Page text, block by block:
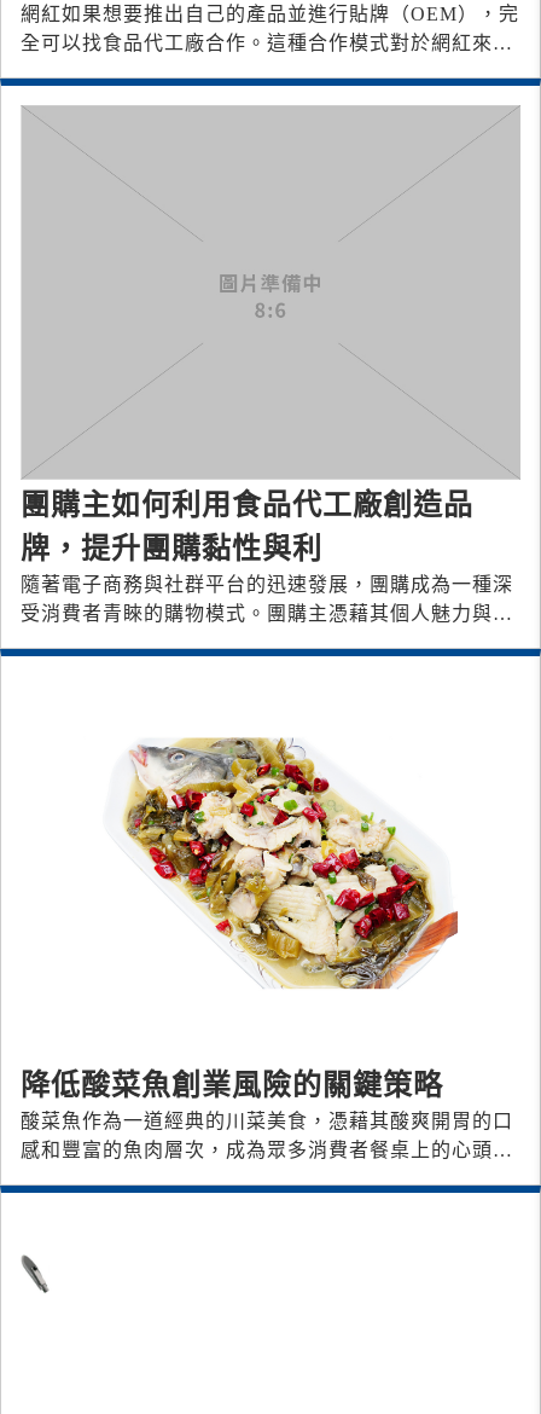
網紅如果想要推出自己的產品並進行貼牌（OEM），完
全可以找食品代工廠合作。這種合作模式對於網紅來說
團購主如何利用食品代工廠創造品
牌，提升團購黏性與利
隨著電子商務與社群平台的迅速發展，團購成為一種深
受消費者青睞的購物模式。團購主憑藉其個人魅力與精
降低酸菜魚創業風險的關鍵策略
酸菜魚作為一道經典的川菜美食，憑藉其酸爽開胃的口
感和豐富的魚肉層次，成為眾多消費者餐桌上的心頭